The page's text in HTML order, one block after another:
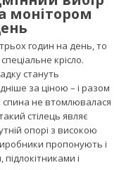
на цій
4.26 з 5.
вибір
монітором